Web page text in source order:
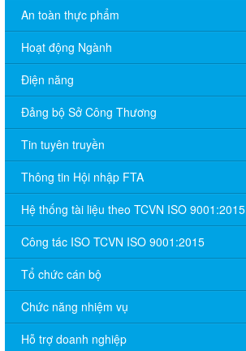
An toàn thực phẩm
Hoạt động Ngành
Điện năng
Đảng bộ Sở Công Thương
Tin tuyên truyền
Thông tin Hội nhập FTA
Hệ thống tài liệu theo TCVN ISO 9001:2015
Công tác ISO TCVN ISO 9001:2015
Tổ chức cán bộ
Chức năng nhiệm vụ
Hỗ trợ doanh nghiệp